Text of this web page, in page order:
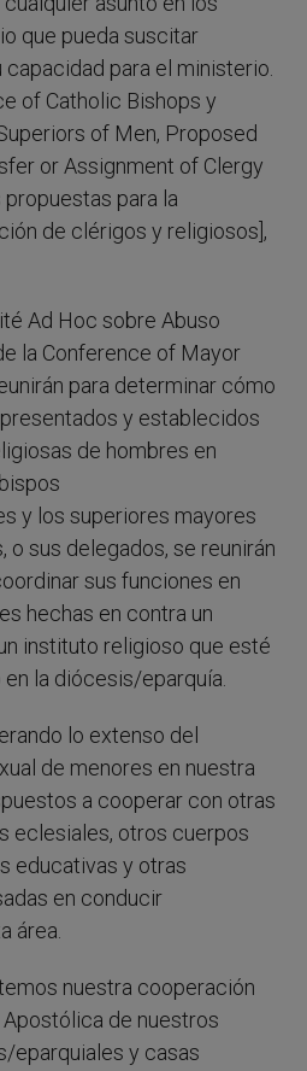
que pueda suscitar
para el ministerio.
of Catholic Bishops y
of Men, Proposed
or Assignment of Clergy
para la
de clérigos y religiosos],
Ad Hoc sobre Abuso
la Conference of Mayor
para determinar cómo
y establecidos
de hombres en
y los superiores mayores
sus delegados, se reunirán
sus funciones en
hechas en contra un
instituto religioso que esté
la diócesis/eparquía.
lo extenso del
de menores en nuestra
a cooperar con otras
eclesiales, otros cuerpos
educativas y otras
en conducir
área.
nuestra cooperación
de nuestros
eparquiales y casas